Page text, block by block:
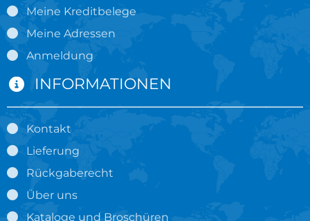
Meine Kreditbelege
Meine Adressen
Anmeldung
INFORMATIONEN
Kontakt
Lieferung
Rückgaberecht
Über uns
Kataloge und Broschüren